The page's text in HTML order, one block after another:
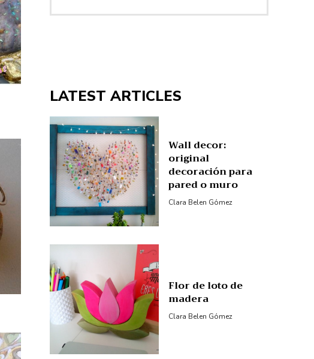
LATEST ARTICLES
Wall decor:
original
decoración para
pared o muro
Clara Belen Gómez
Flor de loto de
madera
Clara Belen Gómez